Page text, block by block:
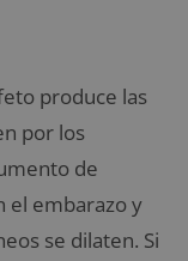
produce las
por los
de
el embarazo y
se dilaten. Si